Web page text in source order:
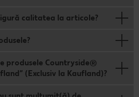
calitatea la articole?
produsele Countryside®
(Exclusiv la Kaufland)?